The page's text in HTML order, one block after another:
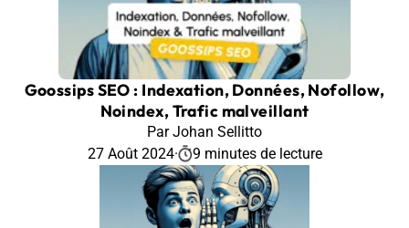
Goossips SEO : Indexation, Données, Nofollow,
Noindex, Trafic malveillant
Par Johan Sellitto
27 Août 2024· 9 minutes de lecture